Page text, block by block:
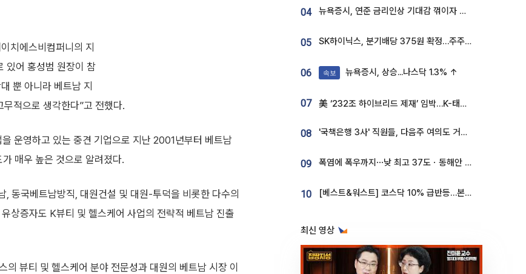
치에스비컴퍼니의 지
있어 홍성범 원장이 참
뿐 아니라 베트남 지
적으로 생각한다”고 전했다.
운영하고 있는 중견 기업으로 지난 2001년부터 베트남
매우 높은 것으로 알려졌다.
동국베트남방직, 대원건설 및 대원-투덕을 비롯한 다수의
상증자도 K뷰티 및 헬스케어 사업의 전략적 베트남 진출
뷰티 및 헬스케어 분야 전문성과 대원의 베트남 시장 이
04 뉴욕증시, 연준 금리인상 기대감 꺾이자 상승...S&P500 사상 최고치 [종합]
05 SK하이닉스, 분기배당 375원 확정…주주환원책 9월로 앞당겨 발표
06 속보 뉴욕증시, 상승...나스닥 1.3% ↑
07 美 ‘232조 하이브리드 제재’ 임박…K-태양광, 불확실성 털고 날개 다나
08 '국책은행 3사' 직원들, 다음주 여의도 거리 나서는 까닭은
09 폭염에 폭우까지⋯낮 최고 37도ㆍ동해안 강한 비 [날씨]
10 [베스트&워스트] 코스닥 10% 급반등…본느, 최대주주 변경 기대에 270% 폭등
최신 영상